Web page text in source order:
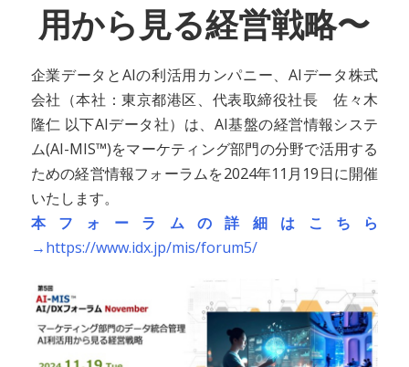
用から見る経営戦略〜
企業データとAIの利活用カンパニー、AIデータ株式
会社（本社：東京都港区、代表取締役社長 佐々木
隆仁 以下AIデータ社）は、AI基盤の経営情報システ
ム(AI-MIS™)をマーケティング部門の分野で活用する
ための経営情報フォーラムを2024年11月19日に開催
いたします。
本フォーラムの詳細はこちら
→https://www.idx.jp/mis/forum5/